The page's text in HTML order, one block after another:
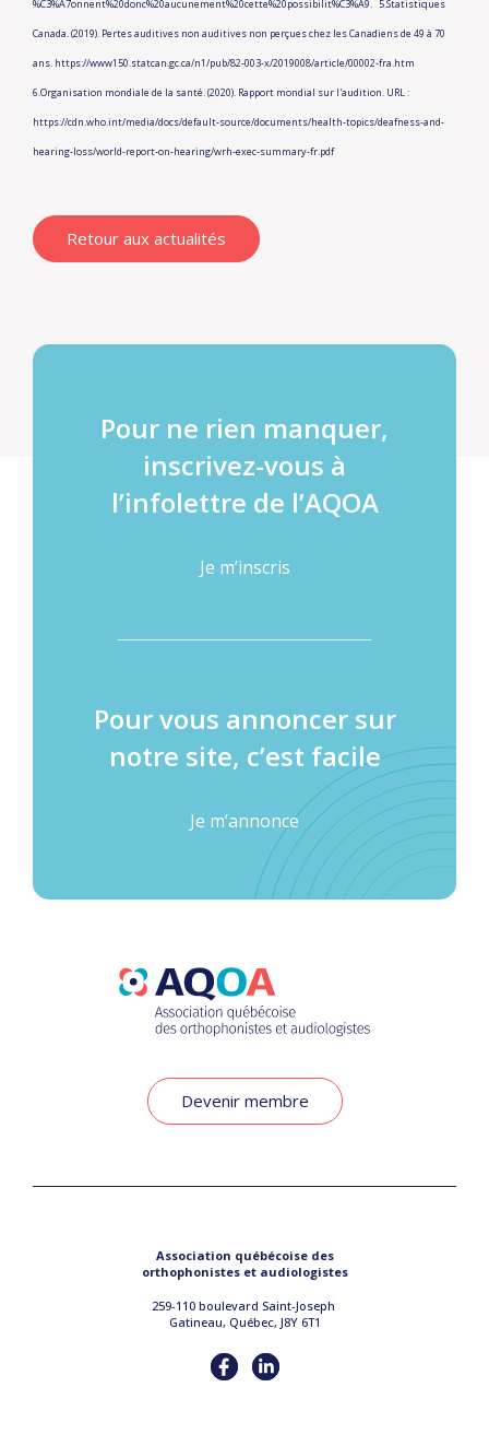
%C3%A7onnent%20donc%20aucunement%20cette%20possibilit%C3%A9. 5.Statistiques
Canada. (2019). Pertes auditives non auditives non perçues chez les Canadiens de 49 à 70
ans. https://www150.statcan.gc.ca/n1/pub/82-003-x/2019008/article/00002-fra.htm
6.Organisation mondiale de la santé. (2020). Rapport mondial sur l'audition. URL :
https://cdn.who.int/media/docs/default-source/documents/health-topics/deafness-and-
hearing-loss/world-report-on-hearing/wrh-exec-summary-fr.pdf
Retour aux actualités
Pour ne rien manquer,
inscrivez-vous à
l’infolettre de l’AQOA
Je m’inscris
Pour vous annoncer sur
notre site, c’est facile
Je m’annonce
Devenir membre
Association québécoise des
orthophonistes et audiologistes
259-110 boulevard Saint-Joseph
Gatineau, Québec, J8Y 6T1